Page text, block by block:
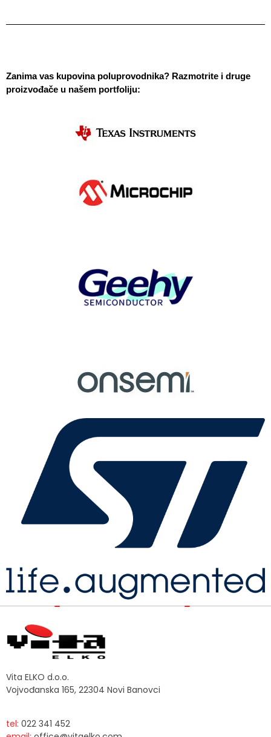
Zanima vas kupovina poluprovodnika? Razmotrite i druge
proizvođače u našem portfoliju:
Vita ELKO d.o.o.
Vojvođanska 165, 22304 Novi Banovci
tel: 022 341 452